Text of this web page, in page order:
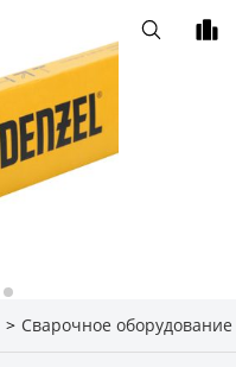
> Сварочное оборудование